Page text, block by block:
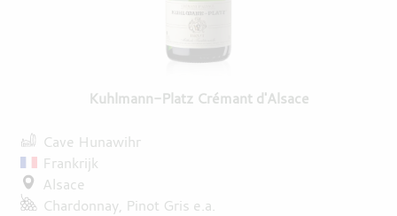
Kuhlmann-Platz Crémant d'Alsace
Cave Hunawihr
Frankrijk
Alsace
Chardonnay Pinot Gris e.a.